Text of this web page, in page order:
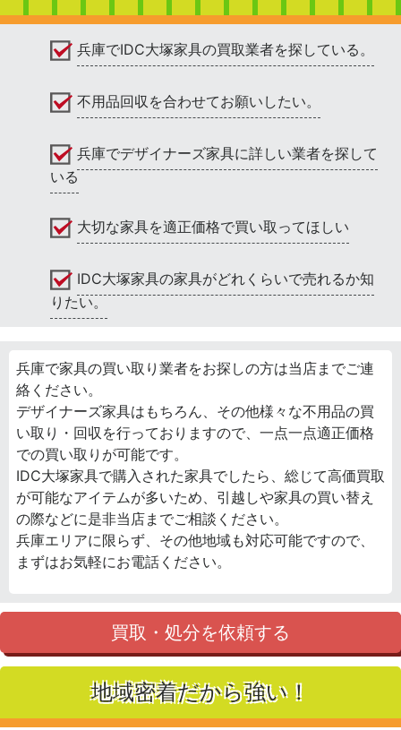
兵庫でIDC大塚家具の買取業者を探している。
不用品回収を合わせてお願いしたい。
兵庫でデザイナーズ家具に詳しい業者を探して
いる
大切な家具を適正価格で買い取ってほしい
IDC大塚家具の家具がどれくらいで売れるか知
りたい。
兵庫で家具の買い取り業者をお探しの方は当店までご連
絡ください。
デザイナーズ家具はもちろん、その他様々な不用品の買
い取り・回収を行っておりますので、一点一点適正価格
での買い取りが可能です。
IDC大塚家具で購入された家具でしたら、総じて高価買取
が可能なアイテムが多いため、引越しや家具の買い替え
の際などに是非当店までご相談ください。
兵庫エリアに限らず、その他地域も対応可能ですので、
まずはお気軽にお電話ください。
買取・処分を依頼する
地域密着だから強い！